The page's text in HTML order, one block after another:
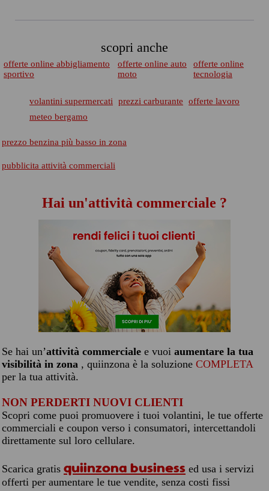
scopri anche
offerte online abbigliamento
sportivo
offerte online auto
moto
offerte online
tecnologia
volantini supermercati prezzi carburante
offerte lavoro
meteo bergamo
prezzo benzina più basso in zona
pubblicita attività commerciali
Hai un'attività commerciale ?
Se hai un’attività commerciale e vuoi aumentare la tua
visibilità in zona , quiinzona è la soluzione COMPLETA
per la tua attività.
NON PERDERTI NUOVI CLIENTI
Scopri come puoi promuovere i tuoi volantini, le tue offerte
commerciali e coupon verso i consumatori, intercettandoli
direttamente sul loro cellulare.
Scarica gratis quiinzona business ed usa i servizi
offerti per aumentare le tue vendite, senza costi fissi